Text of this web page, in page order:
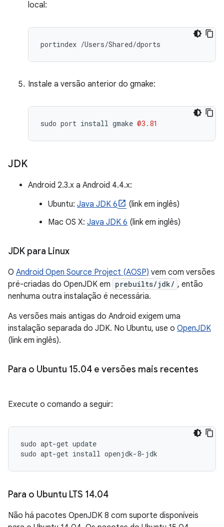
local:
Instale a versão anterior do gmake:
sudo port install gmake @3.81
JDK
Android 2.3.x a Android 4.4.x:
Ubuntu: Java JDK 6
(link em inglês)
Mac OS X: Java JDK 6 (link em inglês)
JDK para Linux
O Android Open Source Project (AOSP) vem com versões
pré-criadas do OpenJDK em prebuilts/jdk/ , então
nenhuma outra instalação é necessária.
As versões mais antigas do Android exigem uma
instalação separada do JDK. No Ubuntu, use o OpenJDK
(link em inglês).
Para o Ubuntu 15.04 e versões mais recentes
Execute o comando a seguir:
sudo apt-get update
Para o Ubuntu LTS 14.04
Não há pacotes OpenJDK 8 com suporte disponíveis